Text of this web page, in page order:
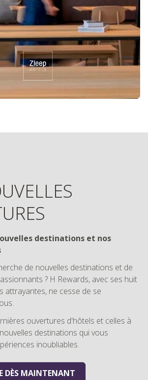
destinations et nos
? H Rewards, avec ses huit
ne cesse de se
ouvertures d'hôtels et celles à
destinations qui vous
inoubliables.
DÈS MAINTENANT